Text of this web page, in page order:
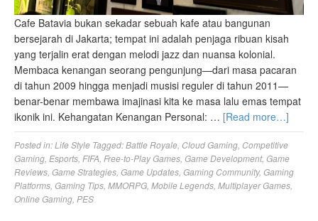
Cafe Batavia bukan sekadar sebuah kafe atau bangunan
bersejarah di Jakarta; tempat ini adalah penjaga ribuan kisah
yang terjalin erat dengan melodi jazz dan nuansa kolonial.
Membaca kenangan seorang pengunjung—dari masa pacaran
di tahun 2009 hingga menjadi musisi reguler di tahun 2011—
benar-benar membawa imajinasi kita ke masa lalu emas tempat
ikonik ini. Kehangatan Kenangan Personal: … [Read more…]
Posted in:Life Style Tagged:Battle Royale Cloud Gaming Competitive
Gaming Esports FIFA Free-to-Play Games Game Development, Game
Reviews Game Strategies Game Updates Gaming Community, Gaming
Platforms Gaming Tips MMORPG Mobile Legends Multiplayer Games
Online Gaming PES